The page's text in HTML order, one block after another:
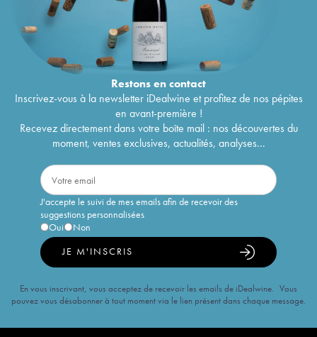
Restons encontact
Inscrivez-vous à la newsletter iDealwine et profitez de nos pépites
en avant-première !
Recevez directement dans votre boîte mail : nos découvertes du
moment, ventes exclusives, actualités, analyses...
J'accepte le suivi de mes emails afin de recevoir des
suggestions personnalisées
Oui
Non
JE M'INSCRIS
En vous inscrivant, vous acceptez de recevoir les emails de iDealwine. Vous
pouvez vous désabonner à tout moment via le lien présent dans chaque message.